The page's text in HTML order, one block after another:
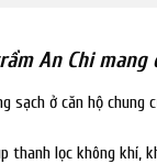
An Chi
sạch ở căn hộ
thanh lọc không khí,